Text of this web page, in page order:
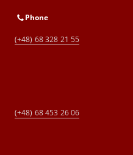
Phone
(+48) 68 328 21 55
(+48) 68 453 26 06